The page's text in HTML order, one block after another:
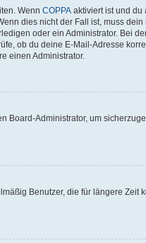
Wenn COPPA aktiviert ist und du
dies nicht der Fall ist, muss dein
oder ein Administrator. Bei
ob du deine E-Mail-Adresse
einen Administrator.
Board-Administrator, um
Benutzer, die für längere Zeit